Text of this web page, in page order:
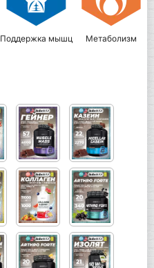
Поддержка мышц Метаболизм